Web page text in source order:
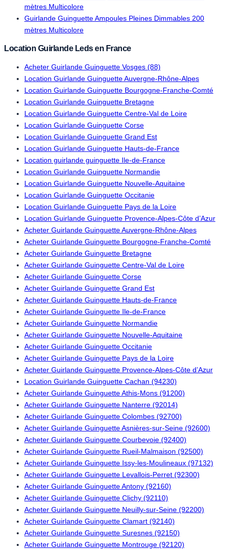
mètres Multicolore
Guirlande Guinguette Ampoules Pleines Dimmables 200
mètres Multicolore
Location Guirlande Leds en France
Acheter Guirlande Guinguette Vosges (88)
Location Guirlande Guinguette Auvergne-Rhône-Alpes
Location Guirlande Guinguette Bourgogne-Franche-Comté
Location Guirlande Guinguette Bretagne
Location Guirlande Guinguette Centre-Val de Loire
Location Guirlande Guinguette Corse
Location Guirlande Guinguette Grand Est
Location Guirlande Guinguette Hauts-de-France
Location guirlande guinguette Ile-de-France
Location Guirlande Guinguette Normandie
Location Guirlande Guinguette Nouvelle-Aquitaine
Location Guirlande Guinguette Occitanie
Location Guirlande Guinguette Pays de la Loire
Location Guirlande Guinguette Provence-Alpes-Côte d’Azur
Acheter Guirlande Guinguette Auvergne-Rhône-Alpes
Acheter Guirlande Guinguette Bourgogne-Franche-Comté
Acheter Guirlande Guinguette Bretagne
Acheter Guirlande Guinguette Centre-Val de Loire
Acheter Guirlande Guinguette Corse
Acheter Guirlande Guinguette Grand Est
Acheter Guirlande Guinguette Hauts-de-France
Acheter Guirlande Guinguette Ile-de-France
Acheter Guirlande Guinguette Normandie
Acheter Guirlande Guinguette Nouvelle-Aquitaine
Acheter Guirlande Guinguette Occitanie
Acheter Guirlande Guinguette Pays de la Loire
Acheter Guirlande Guinguette Provence-Alpes-Côte d’Azur
Location Guirlande Guinguette Cachan (94230)
Acheter Guirlande Guinguette Athis-Mons (91200)
Acheter Guirlande Guinguette Nanterre (92014)
Acheter Guirlande Guinguette Colombes (92700)
Acheter Guirlande Guinguette Asnières-sur-Seine (92600)
Acheter Guirlande Guinguette Courbevoie (92400)
Acheter Guirlande Guinguette Rueil-Malmaison (92500)
Acheter Guirlande Guinguette Issy-les-Moulineaux (97132)
Acheter Guirlande Guinguette Levallois-Perret (92300)
Acheter Guirlande Guinguette Antony (92160)
Acheter Guirlande Guinguette Clichy (92110)
Acheter Guirlande Guinguette Neuilly-sur-Seine (92200)
Acheter Guirlande Guinguette Clamart (92140)
Acheter Guirlande Guinguette Suresnes (92150)
Acheter Guirlande Guinguette Montrouge (92120)